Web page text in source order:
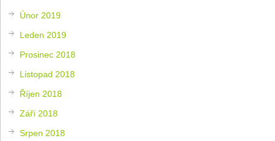
Únor 2019
Leden 2019
Prosinec 2018
Listopad 2018
Říjen 2018
Září 2018
Srpen 2018